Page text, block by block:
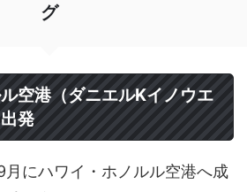
グ
空港（ダニエルKイノウエ
発
にハワイ・ホノルル空港へ成